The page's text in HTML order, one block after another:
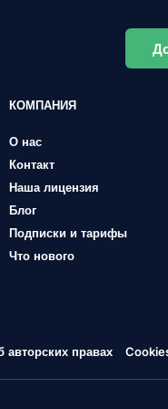
КОМПАНИЯ
О нас
Контакт
Наша лицензия
Блог
Подписки и тарифы
Что нового
правах